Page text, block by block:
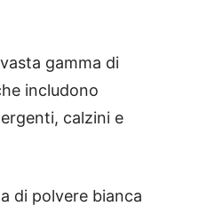
gamma di
includono
calzini e
di polvere bianca